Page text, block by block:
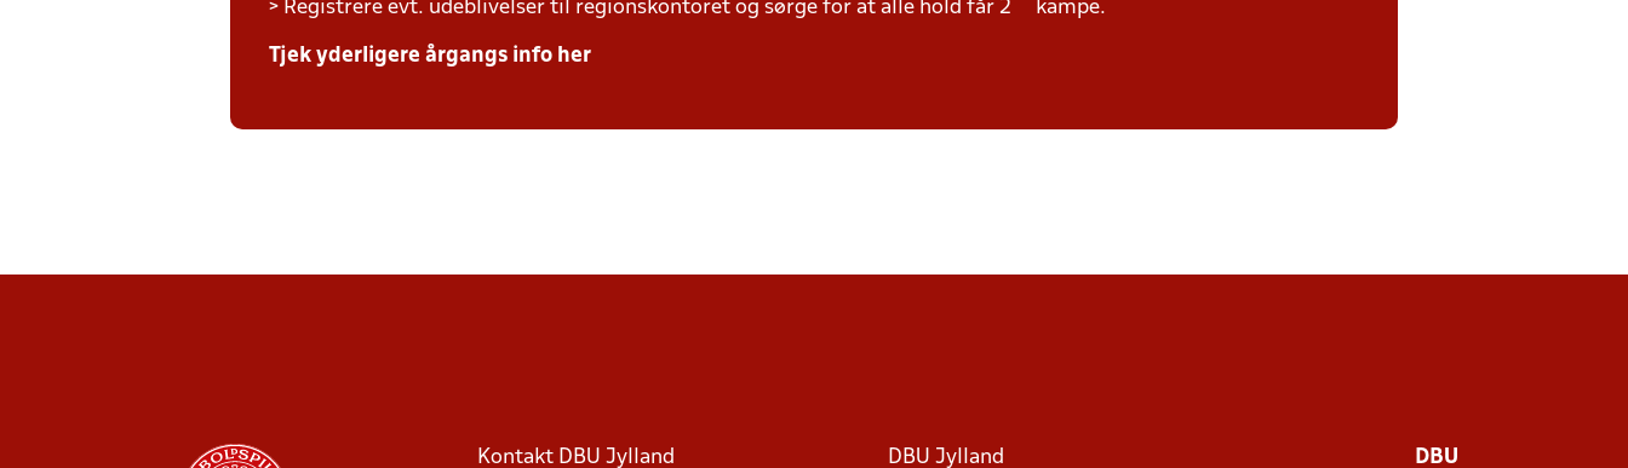
> Registrere evt. udeblivelser til regionskontoret og sørge for at alle hold får 2 kampe.
Tjek yderligere årgangs info her
Kontakt DBU Jylland DBU Jylland DBU